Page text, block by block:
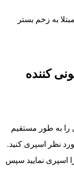
به زخم بستر
کننده
را به طور مستقیم
نظر اسپری کنید.
اسپری نمایید سپس